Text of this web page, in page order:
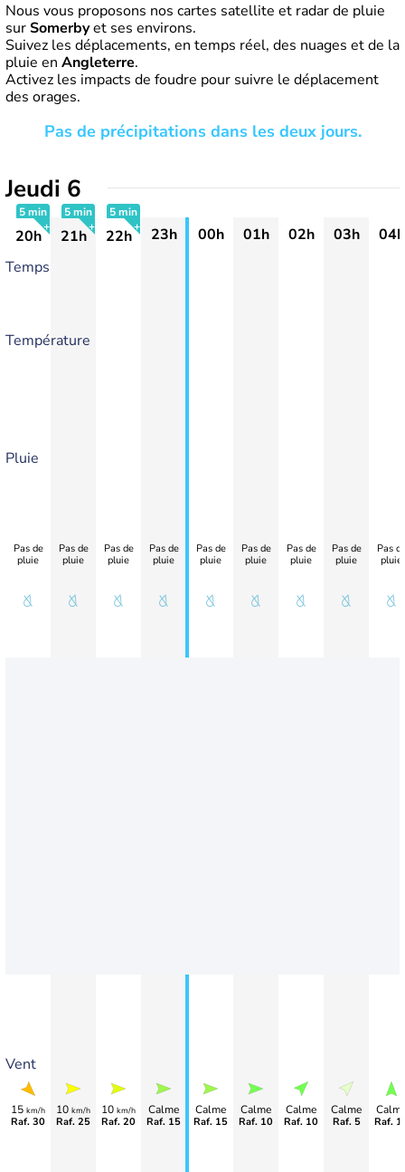
Nous vous proposons nos cartes satellite et radar de pluie
surSomerbyet ses environs.
Suivez les déplacements, en temps réel, des nuages et de la
pluie en Angleterre.
Activez les impacts de foudre pour suivre le déplacement
des orages.
Pas de précipitations dans les deux jours.
Jeudi 6
5 min
20h
5 min
21h
5 min
22h 23h 00h 01h 02h 03h
04h
Temps
Température
Pluie
Vent
Pas de
pluie
15 km/h
Raf. 30
Pas de
pluie
10 km/h
Raf. 25
Pas de
pluie
10 km/h
Raf. 20
Pas de
pluie
Calme
Raf. 15
Pas de
pluie
Calme
Raf. 15
Pas de
pluie
Calme
Raf. 10
Pas de
pluie
Calme
Raf. 10
Pas de
pluie
Calme
Raf. 5
Pas
pluie
Raf.